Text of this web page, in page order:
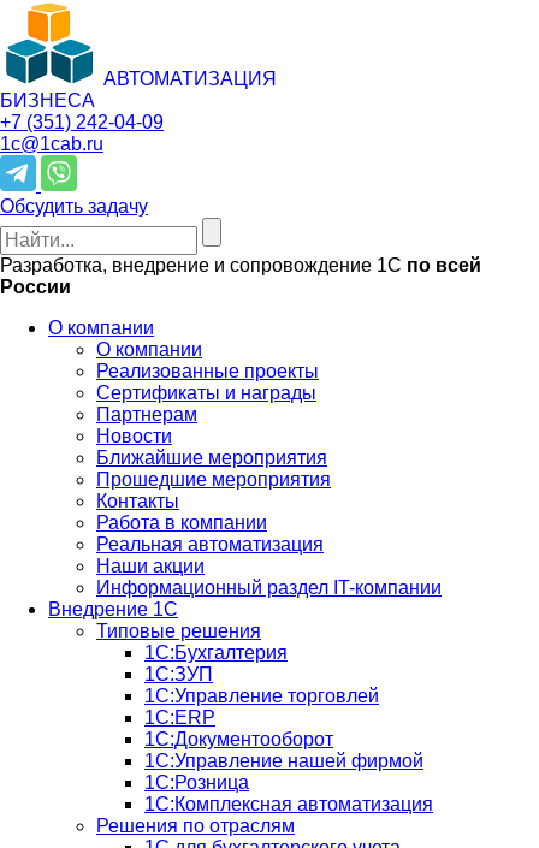
АВТОМАТИЗАЦИЯ
БИЗНЕСА
+7 (351) 242-04-09
1c@1cab.ru
Обсудить задачу
Разработка, внедрение и сопровождение 1С по всей
России
О компании
О компании
Реализованные проекты
Сертификаты и награды
Партнерам
Новости
Ближайшие мероприятия
Прошедшие мероприятия
Контакты
Работа в компании
Реальная автоматизация
Наши акции
Информационный раздел IT-компании
Внедрение 1С
Типовые решения
1С:Бухгалтерия
1С:ЗУП
1С:Управление торговлей
1С:ERP
1C:Документооборот
1С:Управление нашей фирмой
1С:Розница
1С:Комплексная автоматизация
Решения по отраслям